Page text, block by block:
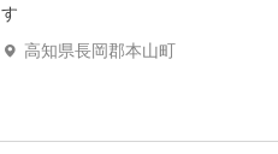
す
高知県長岡郡本山町